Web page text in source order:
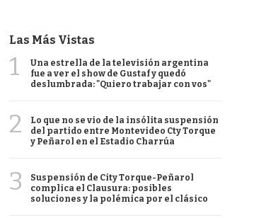
Las Más Vistas
1
Una estrella de la televisión argentina
fue a ver el show de Gustaf y quedó
deslumbrada: "Quiero trabajar con vos"
2
Lo que no se vio de la insólita suspensión
del partido entre Montevideo Cty Torque
y Peñarol en el Estadio Charrúa
3
Suspensión de City Torque-Peñarol
complica el Clausura: posibles
soluciones y la polémica por el clásico